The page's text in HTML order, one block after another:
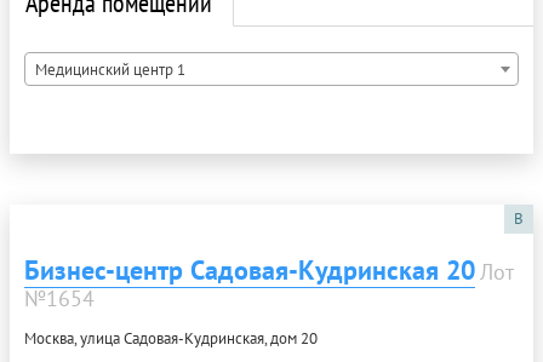
Медицинский центр 1
B
Бизнес-центр Садовая-Кудринская 20Лот
№1654
Москва, улица Садовая-Кудринская, дом 20